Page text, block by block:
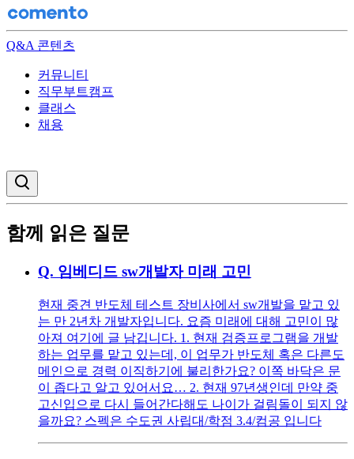
Q&A 콘텐츠
커뮤니티
직무부트캠프
클래스
채용
함께 읽은 질문
Q. 임베디드 sw개발자 미래 고민
현재 중견 반도체 테스트 장비사에서 sw개발을 맡고 있
는 만 2년차 개발자입니다. 요즘 미래에 대해 고민이 많
아져 여기에 글 남깁니다. 1. 현재 검증프로그램을 개발
하는 업무를 맡고 있는데, 이 업무가 반도체 혹은 다른도
메인으로 경력 이직하기에 불리한가요? 이쪽 바닥은 문
이 좁다고 알고 있어서요… 2. 현재 97년생인데 만약 중
고신입으로 다시 들어간다해도 나이가 걸림돌이 되지 않
을까요? 스펙은 수도권 사립대/학점 3.4/컴공 입니다